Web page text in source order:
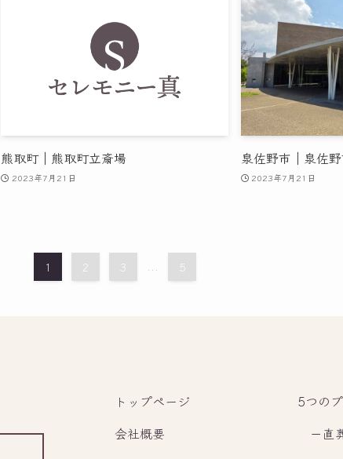
熊取町｜熊取町立斎場
2023年7月21日
泉佐野市｜泉佐
2023年7月21日
1 2 3 5
トップページ
会社概要
5つの
－ 直